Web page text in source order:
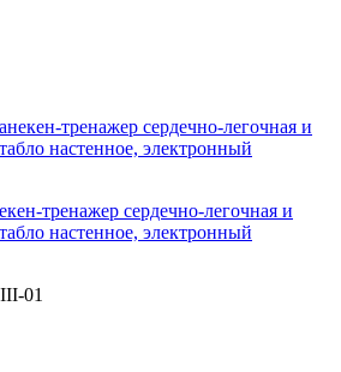
тренажер сердечно-легочная и
настенное, электронный
01